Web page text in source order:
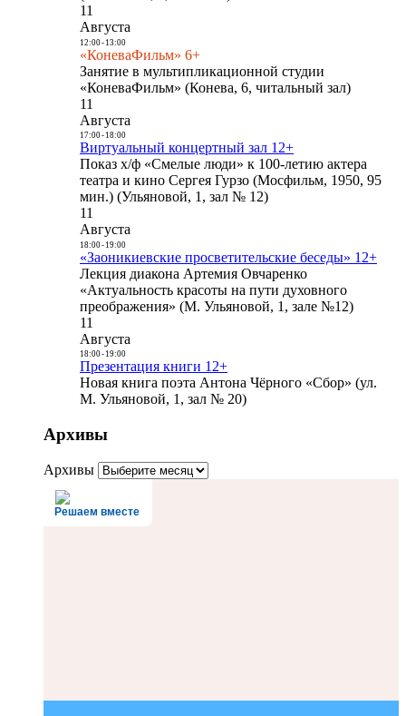
11
Августа
12:00- 13:00
«КоневаФильм» 6+
Занятие в мультипликационной студии
«КоневаФильм» (Конева, 6, читальный зал)
11
Августа
17:00- 18:00
Виртуальный концертный зал 12+
Показ х/ф «Смелые люди» к 100-летию актера
театра и кино Сергея Гурзо (Мосфильм, 1950, 95
мин.) (Ульяновой, 1, зал № 12)
11
Августа
18:00- 19:00
«Заоникиевские просветительские беседы» 12+
Лекция диакона Артемия Овчаренко
«Актуальность красоты на пути духовного
преображения» (М. Ульяновой, 1, зале №12)
11
Августа
18:00- 19:00
Презентация книги 12+
Новая книга поэта Антона Чёрного «Сбор» (ул.
М. Ульяновой, 1, зал № 20)
Архивы
Архивы
Решаем вместе